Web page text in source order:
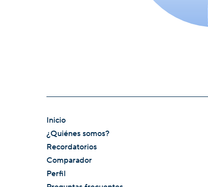
Inicio
¿Quiénes somos?
Recordatorios
Comparador
Perfil